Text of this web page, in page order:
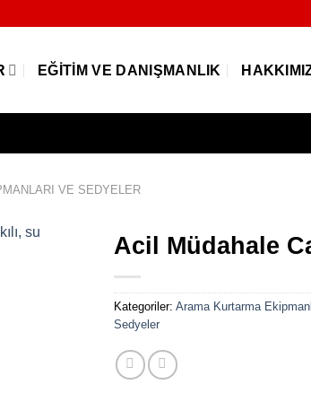
EĞITIM VE DANIŞMANLIK
VE SEDYELER
Acil Müdahale
Kategoriler:Arama Kurtarma
Sedyeler